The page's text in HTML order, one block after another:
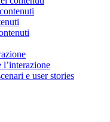
l’interazione
e user stories